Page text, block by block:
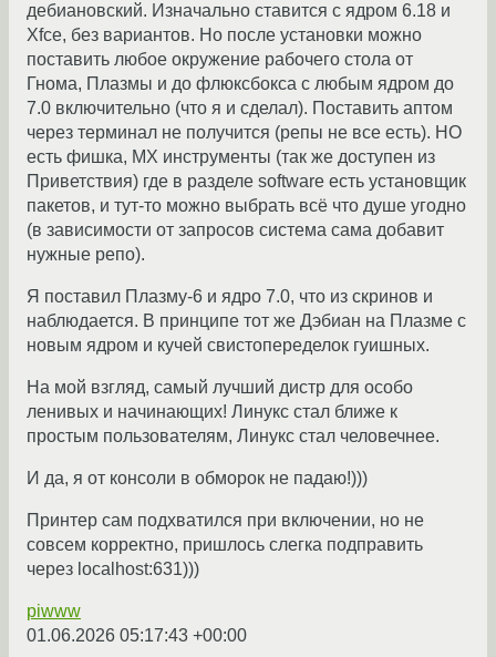
дебиановский. Изначально ставится с ядром 6.18 и
Xfce, без вариантов. Но после установки можно
поставить любое окружение рабочего стола от
Гнома, Плазмы и до флюксбокса с любым ядром до
7.0 включительно (что я и сделал). Поставить аптом
через терминал не получится (репы не все есть). НО
есть фишка, МХ инструменты (так же доступен из
Приветствия) где в разделе software есть установщик
пакетов, и тут-то можно выбрать всё что душе угодно
(в зависимости от запросов система сама добавит
нужные репо).
Я поставил Плазму-6 и ядро 7.0, что из скринов и
наблюдается. В принципе тот же Дэбиан на Плазме с
новым ядром и кучей свистопеределок гуишных.
На мой взгляд, самый лучший дистр для особо
ленивых и начинающих! Линукс стал ближе к
простым пользователям, Линукс стал человечнее.
И да, я от консоли в обморок не падаю!)))
Принтер сам подхватился при включении, но не
совсем корректно, пришлось слегка подправить
через localhost:631)))
piwww
01.06.2026 05:17:43 +00:00